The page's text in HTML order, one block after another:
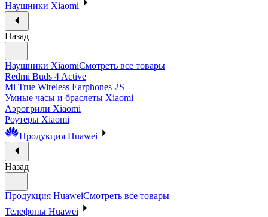
Наушники Xiaomi
Назад
Наушники XiaomiСмотреть все товары
Redmi Buds 4 Active
Mi True Wireless Earphones 2S
Умные часы и браслеты Xiaomi
Аэрогрили Xiaomi
Роутеры Xiaomi
Продукция Huawei
Назад
Продукция HuaweiСмотреть все товары
Телефоны Huawei